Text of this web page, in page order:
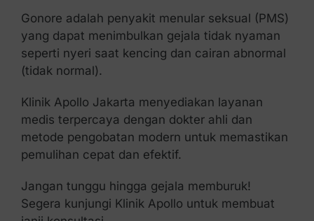
Gonore adalah penyakit menular seksual (PMS)
yang dapat menimbulkan gejala tidak nyaman
seperti nyeri saat kencing dan cairan abnormal
(tidak normal).
Klinik Apollo Jakarta menyediakan layanan
medis terpercaya dengan dokter ahli dan
metode pengobatan modern untuk memastikan
pemulihan cepat dan efektif.
Jangan tunggu hingga gejala memburuk!
Segera kunjungi Klinik Apollo untuk membuat